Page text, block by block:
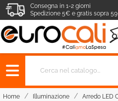
Consegna in 1-2 giorni
Spedizione 5€ e gratis sopra
Home Illuminazione Arredo LED